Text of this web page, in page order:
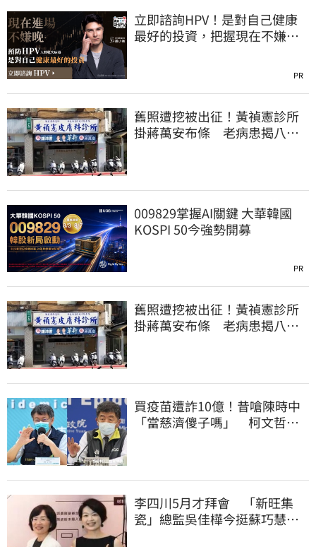
立即諮詢HPV！是對自己健康
最好的投資，把握現在不嫌
PR
舊照遭挖被出征！黃禎憲診所
掛蔣萬安布條 老病患揭八仙
009829掌握AI關鍵 大華韓國
KOSPI 50今強勢開募
PR
舊照遭挖被出征！黃禎憲診所
掛蔣萬安布條 老病患揭八仙
買疫苗遭詐10億！昔嗆陳時中
「當慈濟傻子嗎」 柯文哲遭
李四川5月才拜會 「新旺集
瓷」總監吳佳樺今挺蘇巧慧：